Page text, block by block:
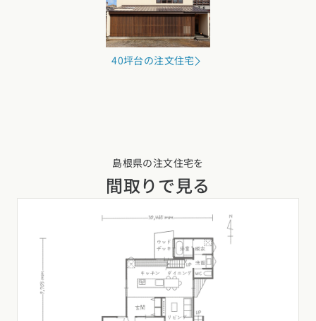
40坪台の注文住宅
島根県の注文住宅を
間取りで見る